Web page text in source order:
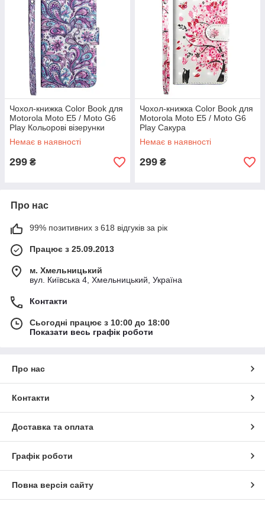
Чохол-книжка Color Book для
Motorola Moto E5 / Moto G6
Play Кольорові візерунки
Немає в наявності
299 ₴
Чохол-книжка Color Book для
Motorola Moto E5 / Moto G6
Play Сакура
Немає в наявності
299 ₴
Про нас
99% позитивних з 618 відгуків за рік
Працює з 25.09.2013
м. Хмельницький
вул. Київська 4, Хмельницький, Україна
Контакти
Сьогодні працює з 10:00 до 18:00
Показати весь графік роботи
Про нас
Контакти
Доставка та оплата
Графік роботи
Повна версія сайту